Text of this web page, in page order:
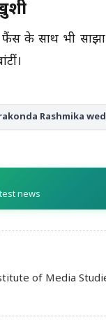
के साथ भी
Rashmika
news
of Media